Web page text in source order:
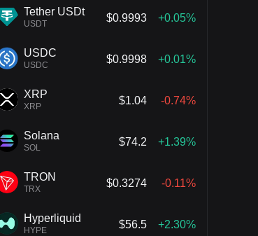
Tether USDt
USDT
$0.9993 +0.05%
USDC
USDC
$0.9998 +0.01%
XRP
XRP
$1.04 -0.74%
Solana
SOL
$74.2 +1.39%
TRON
TRX
$0.3274 -0.11%
Hyperliquid
HYPE
$56.5 +2.30%